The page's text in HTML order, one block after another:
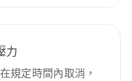
力
規定時間內取消，